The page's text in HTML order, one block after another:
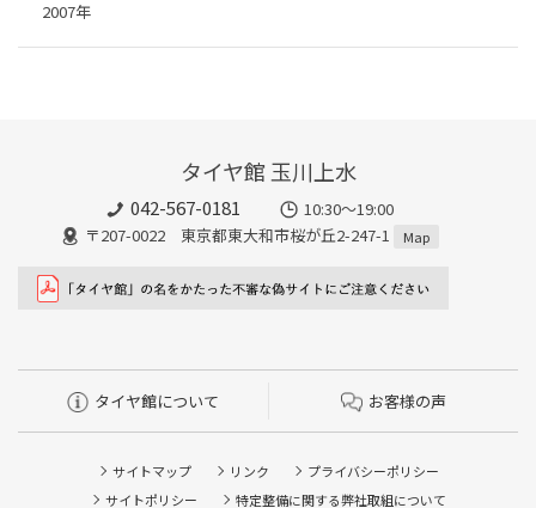
2007年
タイヤ館 玉川上水
042-567-0181
10:30～19:00
〒207-0022 東京都東大和市桜が丘2-247-1
Map
タイヤ館について お客様の声
サイトマップ リンク
プライバシーポリシー
サイトポリシー
特定整備に関する弊社取組について